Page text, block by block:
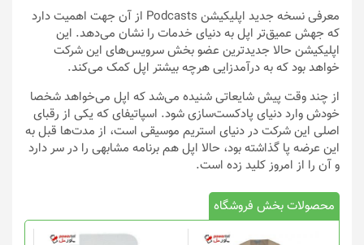
معرفی نسخه جدید اپلیکیشن Podcasts از آن جهت اهمیت دارد
که جهش عمیق‌تر اپل به دنیای خدمات را نشان می‌دهد. این
اپلیکیشن حالا جدیدترین عضو بخش سرویس‌های این شرکت
خواهد بود که به درآمدزایی هرچه بیشتر اپل کمک می‌کند.
از چند وقت پیش شایعاتی شنیده می‌شد که اپل می‌خواهد شخصا
خودش وارد دنیای پادکست‌سازی شود. اسپاتیفای که یکی از رقبای
اصلی این شرکت در دنیای استریم موسیقی است، از مدت‌ها قبل به
این عرضه پا گذاشته بود، حالا اپل هم برنامه مشابهی را در سر دارد
و آن را از امروز کلید زده است.
محصولات بخش فروشگاه